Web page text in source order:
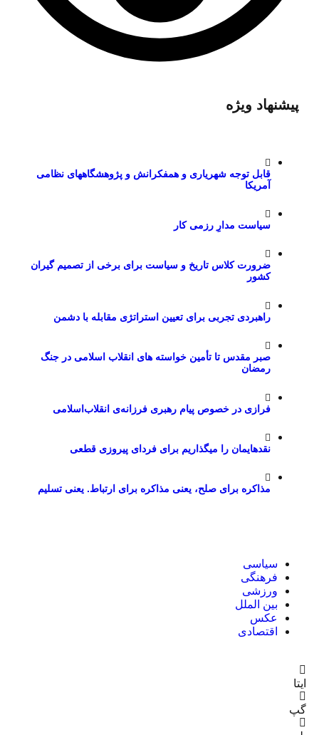
پیشنهاد ویژه
قابل توجه شهریاری و همفکرانش و پژوهشگاههای نظامی
آمریکا
سیاست مدارِ رزمی کار
ضرورت کلاس تاریخ و سیاست برای برخی از تصمیم گیران
کشور
راهبردی تجربی برای تعیین استراتژی مقابله با دشمن
صبر مقدس تا تأمین خواسته های انقلاب اسلامی در جنگ
رمضان
فرازی در خصوص پیام رهبری فرزانه‌ی انقلاب‌اسلامی
نقدهایمان را میگذاریم برای فردای پیروزی قطعی
مذاکره برای صلح، یعنی مذاکره برای ارتباط. یعنی تسلیم
سیاسی
فرهنگی
ورزشی
بین الملل
عکس
اقتصادی
ایتا
گپ